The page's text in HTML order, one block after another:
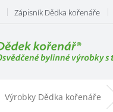
Zápisník Dědka kořenáře
Výrobky Dědka kořenáře